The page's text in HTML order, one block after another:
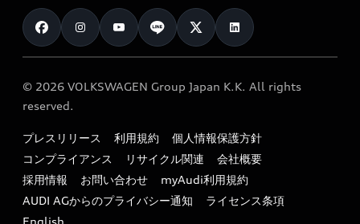
カタログ一覧
車検 / 定期点検
e-tronアフターサポート
myAudi
クオリティ
保証
メンテナンス
ファイナンス
キャンペーン / イベント
買取査定
お知らせ
オーナー様向けキャンペーン
特定整備適用車一覧
リサイクル法
よくある質問（FAQ）
© 2026 VOLKSWAGEN Group Japan K.K. All rights
reserved.
プレスリリース 利用規約
個人情報保護方針
コンプライアンス
リサイクル関連
会社概要
採用情報
お問い合わせ
myAudi利用規約
AUDI AGからのプライバシー通知
ライセンス条項
English